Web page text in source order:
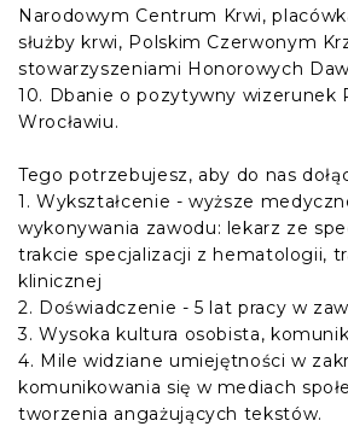
Narodowym Centrum Krwi,
służby krwi, Polskim Czerwonym
stowarzyszeniami Honorowych
10. Dbanie o pozytywny wizerunek
Wrocławiu.
Tego potrzebujesz, aby do nas
1. Wykształcenie - wyższe
wykonywania zawodu: lekarz ze
trakcie specjalizacji z hematologii,
klinicznej
2. Doświadczenie - 5 lat pracy w
3. Wysoka kultura osobista,
4. Mile widziane umiejętności w
komunikowania się w mediach
tworzenia angażujących tekstów.